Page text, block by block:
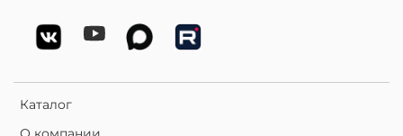
Каталог